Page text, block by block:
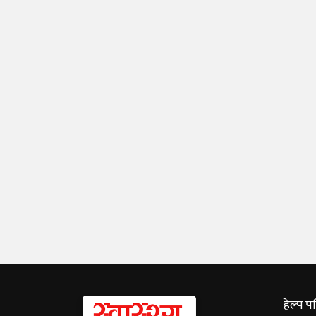
हेल्प